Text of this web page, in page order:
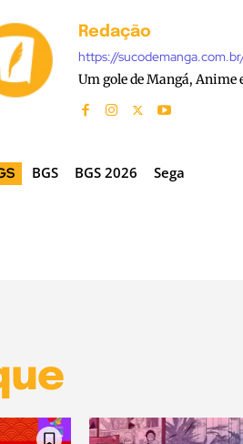
Redação
https://
Um gole de Mangá,
BGS BGS 2026 Sega